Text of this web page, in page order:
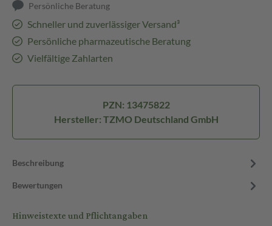
Persönliche Beratung
Schneller und zuverlässiger Versand³
Persönliche pharmazeutische Beratung
Vielfältige Zahlarten
PZN: 13475822
Hersteller: TZMO Deutschland GmbH
Beschreibung
Bewertungen
Hinweistexte und Pflichtangaben